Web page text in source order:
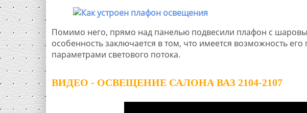
Помимо него, прямо над панелью подвесили плафон с
особенность заключается в том, что имеется возможность
параметрами светового потока.
ВИДЕО - ОСВЕЩЕНИЕ САЛОНА ВАЗ 2104-2107